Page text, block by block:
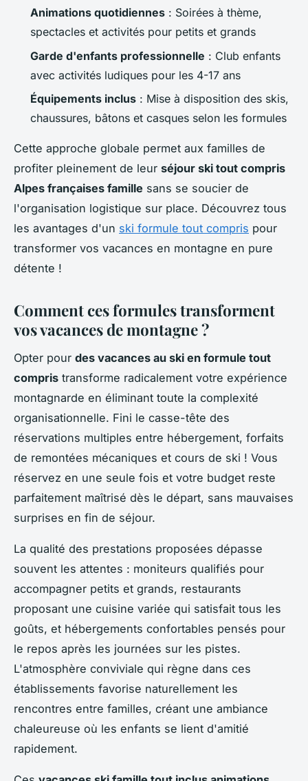
Animations quotidiennes : Soirées à thème,
spectacles et activités pour petits et grands
Garde d'enfants professionnelle : Club enfants
avec activités ludiques pour les 4-17 ans
Équipements inclus : Mise à disposition des skis,
chaussures, bâtons et casques selon les formules
Cette approche globale permet aux familles de
profiter pleinement de leur séjour ski tout compris
Alpes françaises famille sans se soucier de
l'organisation logistique sur place. Découvrez tous
les avantages d'un ski formule tout compris pour
transformer vos vacances en montagne en pure
détente !
Comment ces formules transforment
vos vacances de montagne ?
Opter pour des vacances au ski en formule tout
compris transforme radicalement votre expérience
montagnarde en éliminant toute la complexité
organisationnelle. Fini le casse-tête des
réservations multiples entre hébergement, forfaits
de remontées mécaniques et cours de ski ! Vous
réservez en une seule fois et votre budget reste
parfaitement maîtrisé dès le départ, sans mauvaises
surprises en fin de séjour.
La qualité des prestations proposées dépasse
souvent les attentes : moniteurs qualifiés pour
accompagner petits et grands, restaurants
proposant une cuisine variée qui satisfait tous les
goûts, et hébergements confortables pensés pour
le repos après les journées sur les pistes.
L'atmosphère conviviale qui règne dans ces
établissements favorise naturellement les
rencontres entre familles, créant une ambiance
chaleureuse où les enfants se lient d'amitié
rapidement.